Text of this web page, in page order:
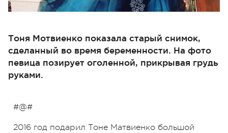
Тоня Мотвиенко показала старый снимок,
сделанный во время беременности. На фото
певица позирует оголенной, прикрывая грудь
руками.
#@#
2016 год подарил Тоне Матвиенко большой